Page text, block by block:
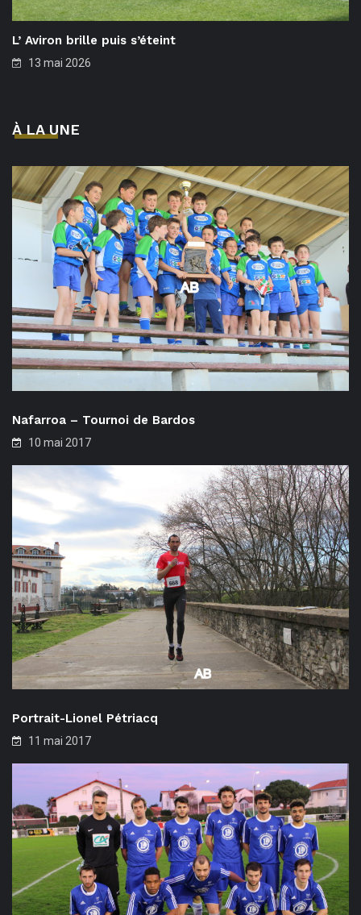
L’ Aviron brille puis s’éteint
13 mai 2026
À LA UNE
Nafarroa – Tournoi de Bardos
10 mai 2017
Portrait-Lionel Pétriacq
11 mai 2017